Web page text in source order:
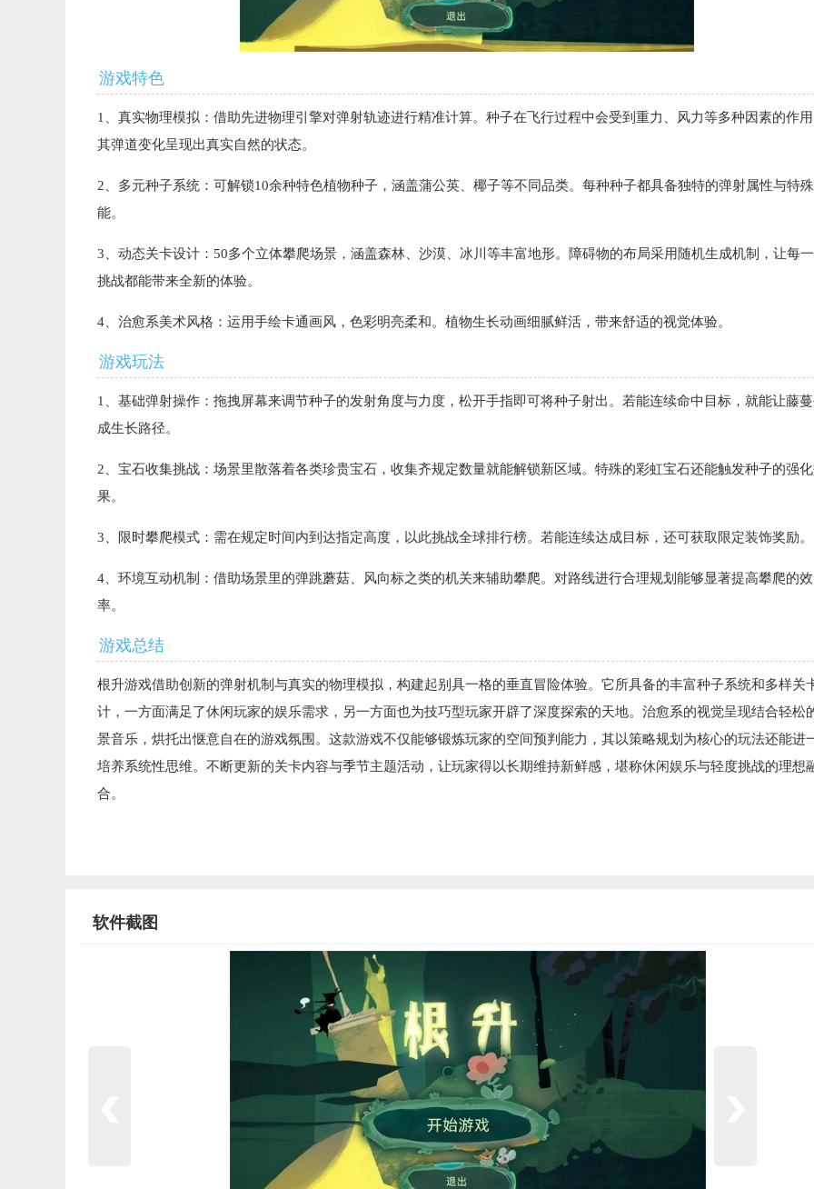
游戏特色
1、真实物理模拟：借助先进物理引擎对弹射轨迹进行精准计算。种子在飞行过程中会受到重力、风力等多种因素的作用
其弹道变化呈现出真实自然的状态。
2、多元种子系统：可解锁10余种特色植物种子，涵盖蒲公英、椰子等不同品类。每种种子都具备独特的弹射属性与特
能。
3、动态关卡设计：50多个立体攀爬场景，涵盖森林、沙漠、冰川等丰富地形。障碍物的布局采用随机生成机制，让每
挑战都能带来全新的体验。
4、治愈系美术风格：运用手绘卡通画风，色彩明亮柔和。植物生长动画细腻鲜活，带来舒适的视觉体验。
游戏玩法
1、基础弹射操作：拖拽屏幕来调节种子的发射角度与力度，松开手指即可将种子射出。若能连续命中目标，就能让藤
成生长路径。
2、宝石收集挑战：场景里散落着各类珍贵宝石，收集齐规定数量就能解锁新区域。特殊的彩虹宝石还能触发种子的强
果。
3、限时攀爬模式：需在规定时间内到达指定高度，以此挑战全球排行榜。若能连续达成目标，还可获取限定装饰奖励。
4、环境互动机制：借助场景里的弹跳蘑菇、风向标之类的机关来辅助攀爬。对路线进行合理规划能够显著提高攀爬的效
率。
游戏总结
根升游戏借助创新的弹射机制与真实的物理模拟，构建起别具一格的垂直冒险体验。它所具备的丰富种子系统和多样关
计，一方面满足了休闲玩家的娱乐需求，另一方面也为技巧型玩家开辟了深度探索的天地。治愈系的视觉呈现结合轻松
景音乐，烘托出惬意自在的游戏氛围。这款游戏不仅能够锻炼玩家的空间预判能力，其以策略规划为核心的玩法还能进
培养系统性思维。不断更新的关卡内容与季节主题活动，让玩家得以长期维持新鲜感，堪称休闲娱乐与轻度挑战的理想
合。
软件截图